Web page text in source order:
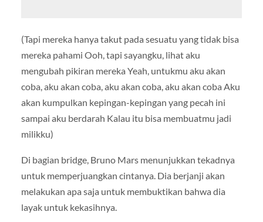
(Tapi mereka hanya takut pada sesuatu yang tidak bisa
mereka pahami Ooh, tapi sayangku, lihat aku
mengubah pikiran mereka Yeah, untukmu aku akan
coba, aku akan coba, aku akan coba, aku akan coba Aku
akan kumpulkan kepingan-kepingan yang pecah ini
sampai aku berdarah Kalau itu bisa membuatmu jadi
milikku)
Di bagian bridge, Bruno Mars menunjukkan tekadnya
untuk memperjuangkan cintanya. Dia berjanji akan
melakukan apa saja untuk membuktikan bahwa dia
layak untuk kekasihnya.